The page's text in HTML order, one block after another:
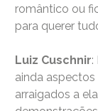
romântico ou
para querer
Luiz Cuschnir:
ainda
arraigados a